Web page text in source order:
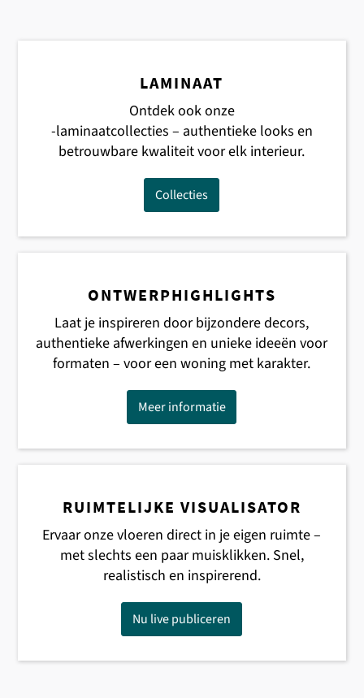
LAMINAAT
Ontdek ook onze
-laminaatcollecties – authentieke looks en
betrouwbare kwaliteit voor elk interieur.
Collecties
ONTWERPHIGHLIGHTS
Laat je inspireren door bijzondere decors,
authentieke afwerkingen en unieke ideeën voor
formaten – voor een woning met karakter.
Meer informatie
RUIMTELIJKE VISUALISATOR
Ervaar onze vloeren direct in je eigen ruimte –
met slechts een paar muisklikken. Snel,
realistisch en inspirerend.
Nu live publiceren